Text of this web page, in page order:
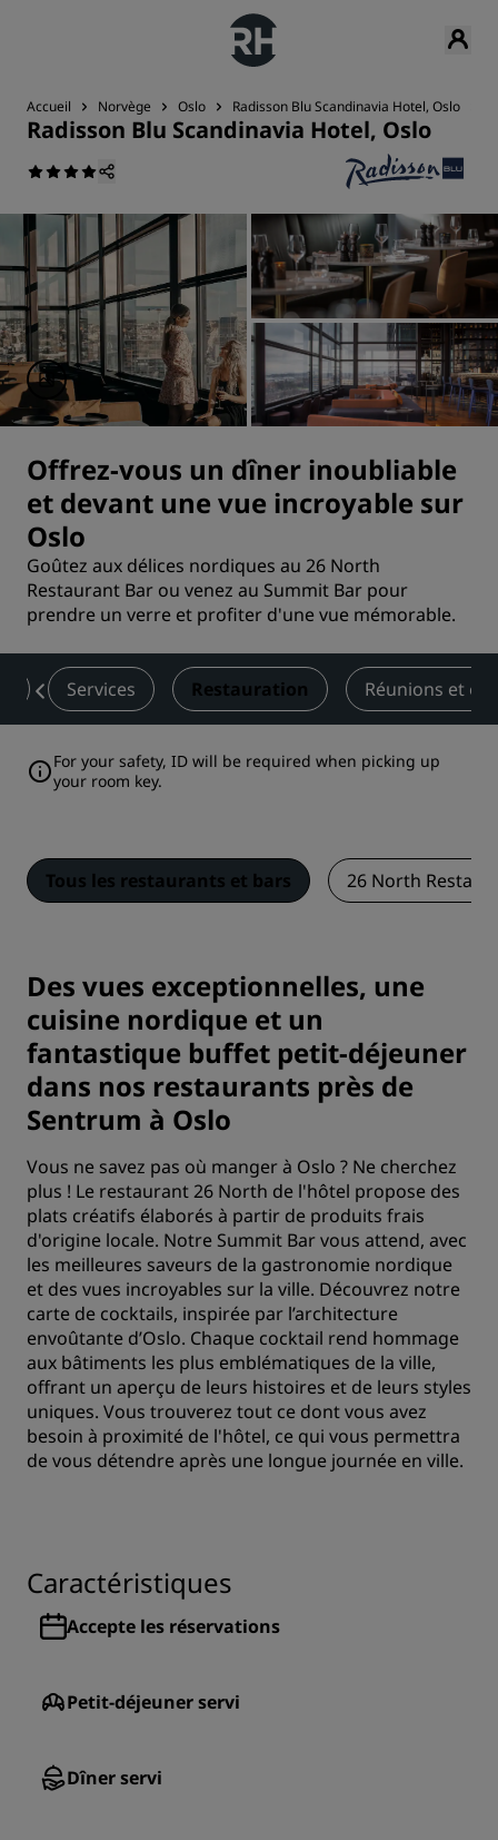
Accueil Norvège Oslo Radisson Blu Scandinavia Hotel, Oslo
Radisson Blu Scandinavia Hotel, Oslo
Offrez-vous un dîner inoubliable
et devant une vue incroyable sur
Oslo
Goûtez aux délices nordiques au 26 North
Restaurant Bar ou venez au Summit Bar pour
prendre un verre et profiter d'une vue mémorable.
Services Restauration Réunions et
For your safety, ID will be required when picking up
your room key.
Tous les restaurants et bars 26 North
Des vues exceptionnelles, une
cuisine nordique et un
fantastique buffet petit-déjeuner
dans nos restaurants près de
Sentrum à Oslo
Vous ne savez pas où manger à Oslo ? Ne cherchez
plus ! Le restaurant 26 North de l'hôtel propose des
plats créatifs élaborés à partir de produits frais
d'origine locale. Notre Summit Bar vous attend, avec
les meilleures saveurs de la gastronomie nordique
et des vues incroyables sur la ville. Découvrez notre
carte de cocktails, inspirée par l’architecture
envoûtante d’Oslo. Chaque cocktail rend hommage
aux bâtiments les plus emblématiques de la ville,
offrant un aperçu de leurs histoires et de leurs styles
uniques. Vous trouverez tout ce dont vous avez
besoin à proximité de l'hôtel, ce qui vous permettra
de vous détendre après une longue journée en ville.
Caractéristiques
Accepte les réservations
Petit-déjeuner servi
Dîner servi